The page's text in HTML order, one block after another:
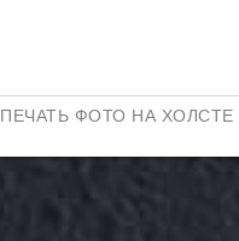
ПЕЧАТЬ ФОТО НА ХОЛСТЕ